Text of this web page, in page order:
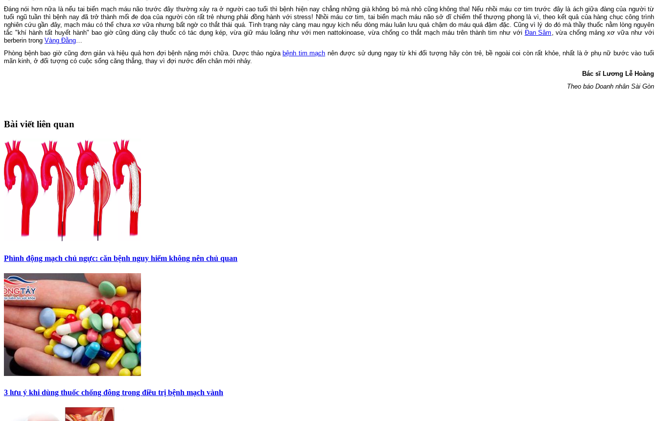
Đáng nói hơn nữa là nếu tai biến mạch máu não trước đây thường xảy ra ở người cao tuổi thì bệnh hiện nay chẳng những già không bỏ mà nhỏ cũng không tha! Nếu nhồi máu cơ tim trước đây là ách giữa đàng của người từ
tuổi ngũ tuần thì bệnh nay đã trở thành mối đe dọa của người còn rất trẻ nhưng phải đồng hành với stress! Nhồi máu cơ tim, tai biến mạch máu não sở dĩ chiếm thế thượng phong là vì, theo kết quả của hàng chục công trình
nghiên cứu gần đây, mạch máu có thể chưa xơ vữa nhưng bất ngờ co thắt thái quá. Tình trạng này càng mau nguy kịch nếu dòng máu luân lưu quá chậm do máu quá đậm đặc. Cũng vì lý do đó mà thầy thuốc nằm lòng nguyên
tắc "khí hành tất huyết hành" bao giờ cũng dùng cây thuốc có tác dụng kép, vừa giữ máu loãng như với men nattokinoase, vừa chống co thắt mạch máu trên thành tim như với Đan Sâm , vừa chống mảng xơ vữa như với
berberin trong Vàng Đằng
Phòng bệnh bao giờ cũng đơn giản và hiệu quả hơn đợi bệnh nặng mới chữa. Dược thảo ngừa bệnh tim mạch nên được sử dụng ngay từ khi đối tượng hãy còn trẻ, bề ngoài coi còn rất khỏe, nhất là ở phụ nữ bước vào tuổi
mãn kinh, ở đối tượng có cuộc sống căng thẳng, thay vì đợi nước đến chân mới nhảy.
Bác sĩ Lương Lễ Hoàng
Theo báo Doanh nhân Sài Gòn
Bài viết liên quan
Phình động mạch chủ ngực: căn bệnh nguy hiểm không nên chủ quan
3 lưu ý khi dùng thuốc chống đông trong điều trị bệnh mạch vành